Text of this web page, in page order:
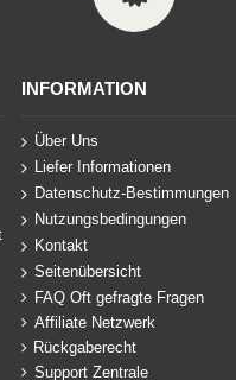
INFORMATION
Über Uns
Liefer Informationen
Datenschutz-Bestimmungen
Nutzungsbedingungen
Kontakt
Seitenübersicht
FAQ Oft gefragte Fragen
Affiliate Netzwerk
Rückgaberecht
Support Zentrale